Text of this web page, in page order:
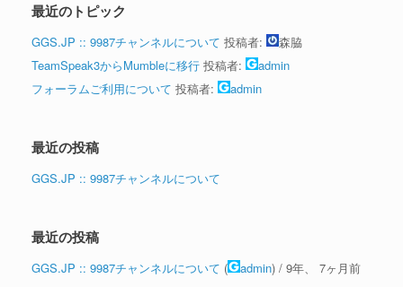
最近のトピック
GGS.JP :: 9987チャンネルについて 投稿者:
森脇
TeamSpeak3からMumbleに移行 投稿者:
admin
フォーラムご利用について 投稿者: admin
最近の投稿
GGS.JP :: 9987チャンネルについて
最近の投稿
GGS.JP :: 9987チャンネルについて ( admin) / 9年、 7ヶ月前